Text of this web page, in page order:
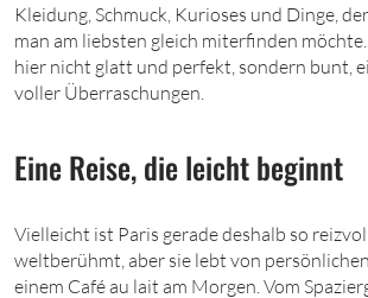
Kleidung, Schmuck, Kurioses und Dinge,
man am liebsten gleich miterfinden
hier nicht glatt und perfekt, sondern bunt,
voller Überraschungen.
Eine Reise, die leicht beginnt
Vielleicht ist Paris gerade deshalb so
weltberühmt, aber sie lebt von
einem Café au lait am Morgen. Vom